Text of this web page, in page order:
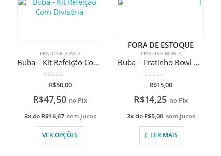
PRATOS E BOWLS
Buba – Kit Refeição Com Divisória
de 5
R$50,00
R$47,50 no Pix
3x de R$16,67 sem juros
VER OPÇÕES
FORA DE ESTOQUE
PRATOS E BOWLS
Buba – Pratinho Bowl Animal Fun Leãozinho
de 5
R$15,00
R$14,25 no Pix
3x de R$5,00 sem juros
LER MAIS